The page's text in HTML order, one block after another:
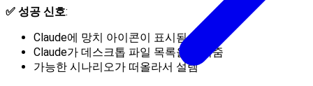
✅ 성공 신호:
Claude에 망치 아이콘이 표시됨
Claude가 데스크톱 파일 목록을 보여줌
가능한 시나리오가 떠올라서 설렘